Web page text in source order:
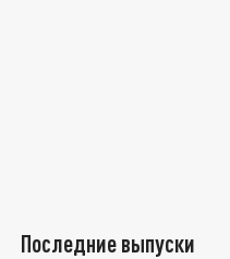
Последние выпуски